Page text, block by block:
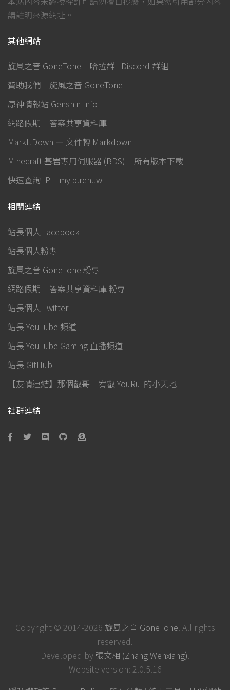
請註明來源網址。
其他網站
旋風之音 GoneTone – 哈拉群 | Discord 群組
贊助我們 – 旋風之音 GoneTone
原神情報站 Genshin Info
網路假期 – 答案共享資料庫
MarkItDown — 文件轉 Markdown
Minecraft 基岩專用伺服器 (BDS) – 所有版本下載
快速查詢 IP – myip.reh.tw
相關連結
站長個人 Facebook
站長個人粉專
旋風之音 GoneTone 粉專
網路假期 – 答案共享資料庫 粉專
站長個人 Twitter
站長 YouTube 頻道
站長 YouTube Gaming 直播頻道
站長 GitHub
【友情連結】那個叡哥 – 宥叡 YouRui 的小天地
社群連結
Copyright © 2014-2026 旋風之音 GoneTone. All rights
reserved.
Developed by 張文相 (Zhang Wenxiang).
Website version: 2.0.5.16